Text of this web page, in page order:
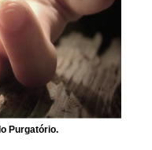
Purgatório.